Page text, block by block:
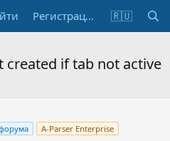
Регистрация 🇷🇺
created if tab not active
A-Parser Enterprise